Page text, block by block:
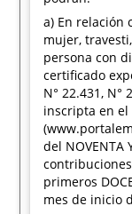
a) En relación
mujer,
persona con
certificado
N° 22.431,
inscripta en el
del NOVENTA
primeros
mes de inicio